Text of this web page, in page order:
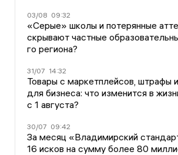
03/08 09:32
«Серые» школы и потерянные
скрывают частные
го региона?
31/07 14:32
Товары с маркетплейсов, штрафы
для бизнеса: что изменится в
с 1 августа?
30/07 09:42
За месяц «Владимирский
16 исков на сумму более 80